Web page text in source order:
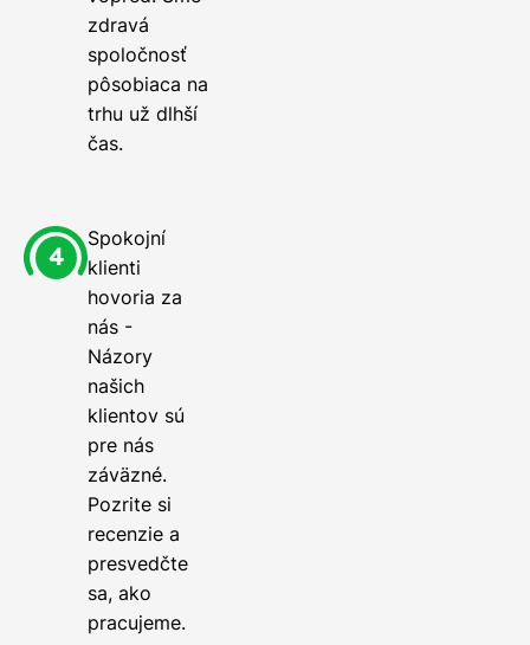
zdravá
spoločnosť
pôsobiaca na
trhu už dlhší
čas.
Spokojní
klienti
hovoria za
nás -
Názory
našich
klientov sú
pre nás
záväzné.
Pozrite si
recenzie a
presvedčte
sa, ako
pracujeme.